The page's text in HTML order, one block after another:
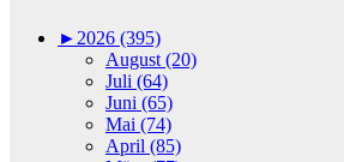
►2026 (395)
August (20)
Juli (64)
Juni (65)
Mai (74)
April (85)